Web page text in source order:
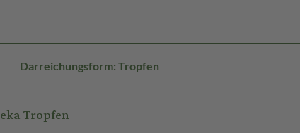
Darreichungsform: Tropfen
Tropfen